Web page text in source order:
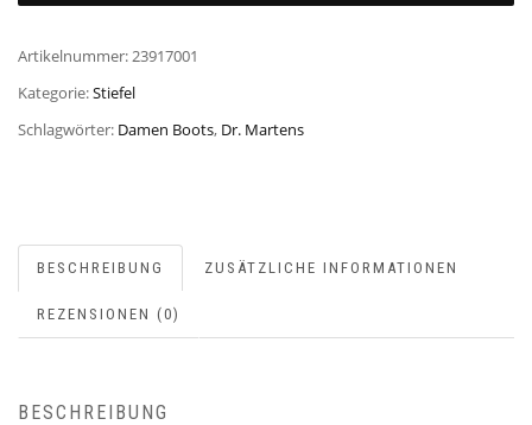
Artikelnummer:23917001
Kategorie:Stiefel
Schlagwörter: Damen Boots, Dr. Martens
BESCHREIBUNG ZUSÄTZLICHE INFORMATIONEN
REZENSIONEN (0)
BESCHREIBUNG